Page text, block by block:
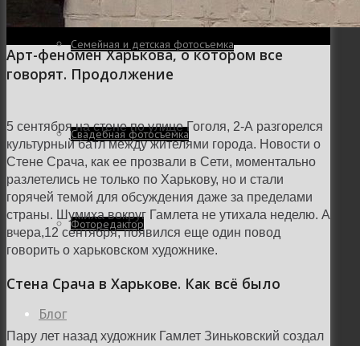
Семейная и детская фотосъемка
Свадебная фотосъёмка
Фоторедактор
Блог
Арт-феномен Харькова, о котором все
говорят. Продолжение
5 сентября на стене по улице Гоголя, 2-А разгорелся
культурный батл между жителями города. Новости о
Стене Срача, как ее прозвали в Сети, моментально
разлетелись не только по Харькову, но и стали
горячей темой для обсуждения даже за пределами
страны. Шумиха вокруг Гамлета не утихала неделю. А
вчера,12 сентября, появился еще один повод
говорить о харьковском художнике.
Стена Срача в Харькове. Как всё было
Пару лет назад художник Гамлет Зиньковский создал